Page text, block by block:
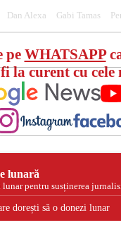
Dan Alexa Gabi Tamas
pe WHATSAPP
la curent cu
lunară
lunar pentru susținerea
dorești să o donezi lunar